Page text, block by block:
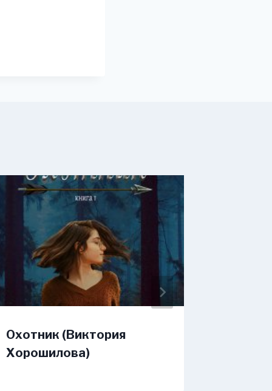
Охотник (Виктория
Хорошилова)